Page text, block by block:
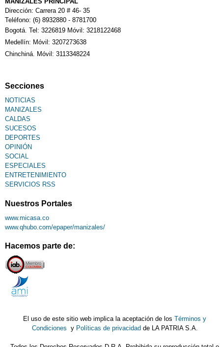
Dirección: Carrera 20 # 46- 35
Teléfono: (6) 8932880 - 8781700
Bogotá. Tel: 3226819 Móvil: 3218122468
Medellín: Móvil: 3207273638
Chinchiná. Móvil: 3113348224
Secciones
NOTICIAS
MANIZALES
CALDAS
SUCESOS
DEPORTES
OPINIÓN
SOCIAL
ESPECIALES
ENTRETENIMIENTO
SERVICIOS RSS
Nuestros Portales
www.micasa.co
www.qhubo.com/epaper/manizales/
Hacemos parte de:
El uso de este sitio web implica la aceptación de losTérminos y
Condiciones y Políticas de privacidad de LA PATRIA S.A.